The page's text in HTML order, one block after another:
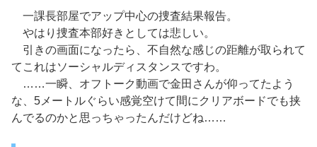
一課長部屋でアップ中心の捜査結果報告。
やはり捜査本部好きとしては悲しい。
引きの画面になったら、不自然な感じの距離が取られて
てこれはソーシャルディスタンスですわ。
……一瞬、オフトーク動画で金田さんが仰ってたよう
な、5メートルぐらい感覚空けて間にクリアボードでも挟
んでるのかと思っちゃったんだけどね……